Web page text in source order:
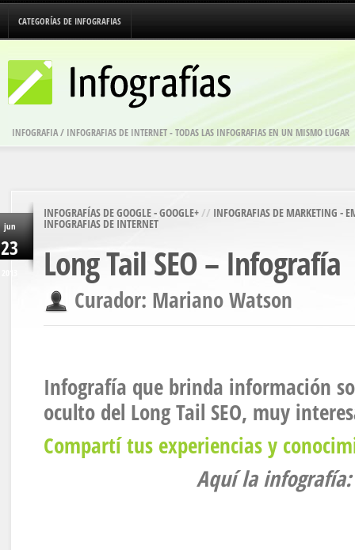
INFOGRAFIA / INFOGRAFIAS DE INTERNET - TODAS LAS INFOGRAFIAS EN UN MISMO LUGAR
CATEGORÍAS DE INFOGRAFIAS
jun
23
INFOGRAFÍAS DE GOOGLE - GOOGLE+// INFOGRAFIAS DE MARKETING -
INFOGRAFIAS DE INTERNET
Long Tail SEO – Infografía
Curador: Mariano Watson
Infografía que brinda información
oculto del Long Tail SEO, muy
Compartí tus experiencias y
Aquí la infografía: